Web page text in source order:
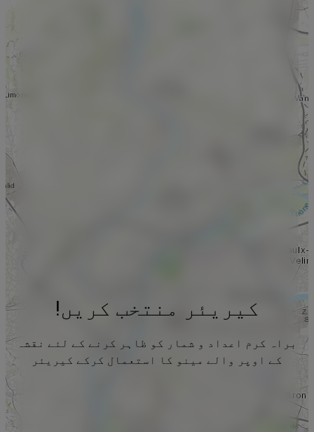
کیریئر منتخب کریں!
براہ کرم اعداد و شمار کو ظاہر کرنے کے لئے نقشہ
کے اوپر والے مینو کا استعمال کرکے کیریئر